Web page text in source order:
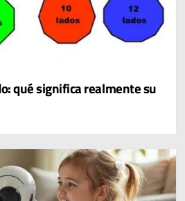
qué significa realmente su